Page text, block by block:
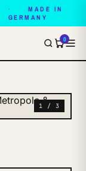
MADE IN
GERMANY
0
1 / 3